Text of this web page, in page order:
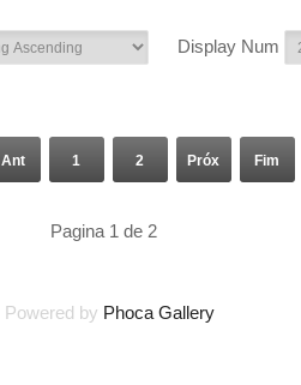
Display Num
Ant 1 2 Próx Fim
Pagina 1 de 2
Powered by Phoca Gallery